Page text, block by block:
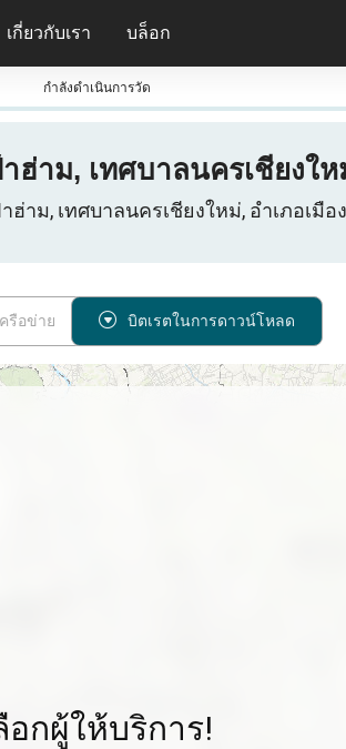
เกี่ยวกับเรา บล็อก
กําลังดําเนินการวัด
าม, เทศบาลนครเชียงให
าม, เทศบาลนครเชียงใหม่, อำเภอเมือ
รือข่าย บิตเรตในการดาวน์โหลด
อกผู้ให้บริการ!